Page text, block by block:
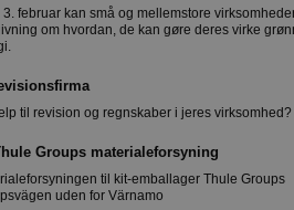
februar kan små og mellemstore
om hvordan, de kan gøre deres virke
til revision og regnskaber i jeres virksomhed?
Groups materialeforsyning
til kit-emballager Thule Groups
uden for Värnamo